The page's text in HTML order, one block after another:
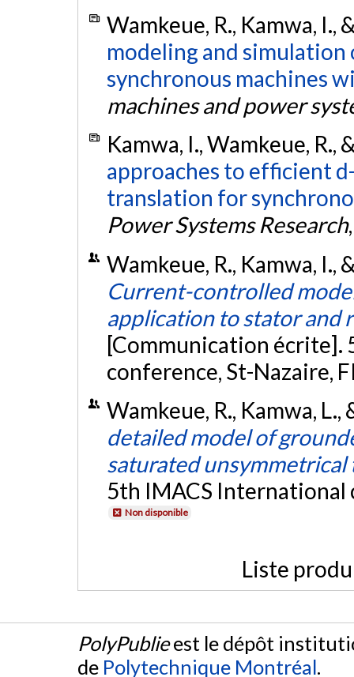
Wamkeue, R., Kamwa, I.,
modeling and
synchronous machines
machines and power
Kamwa, I., Wamkeue, R.,
approaches to efficient
translation for
Power Systems Research
Wamkeue, R., Kamwa, I.,
Current-controlled
application to stator and
[Communication écrite].
conference, St-Nazaire,
Wamkeue, R., Kamwa,
detailed model of
saturated unsymmetrical
5th IMACS International
Non disponible
Liste
PolyPublieest le dépôt
de Polytechnique Montréal.